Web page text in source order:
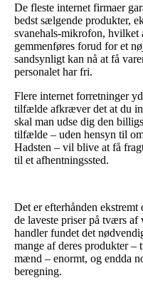
De fleste internet firmaer
bedst sælgende produkter,
svanehals-mikrofon, hvilket
gemmenføres forud for et
sandsynligt kan nå at få
personalet har fri.
Flere internet forretninger
tilfælde afkræver det at du
skal man udse dig den
tilfælde – uden hensyn til
Hadsten – vil blive at få
til et afhentningssted.
Det er efterhånden
de laveste priser på tværs af
handler fundet det
mange af deres produkter
mænd – enormt, og endda
beregning.